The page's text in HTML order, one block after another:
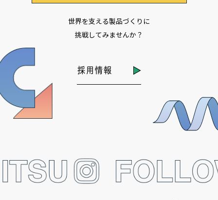
世界を支える製品づくりに
挑戦してみませんか？
採用情報